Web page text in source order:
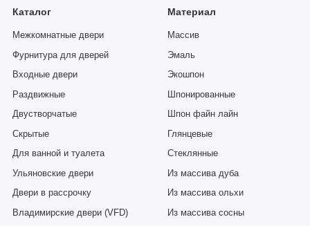
Каталог
Межкомнатные двери
Фурнитура для дверей
Входные двери
Раздвижные
Двустворчатые
Скрытые
Для ванной и туалета
Ульяновские двери
Двери в рассрочку
Владимирские двери (VFD)
Материал
Массив
Эмаль
Экошпон
Шпонированные
Шпон файн лайн
Глянцевые
Стеклянные
Из массива дуба
Из массива ольхи
Из массива сосны